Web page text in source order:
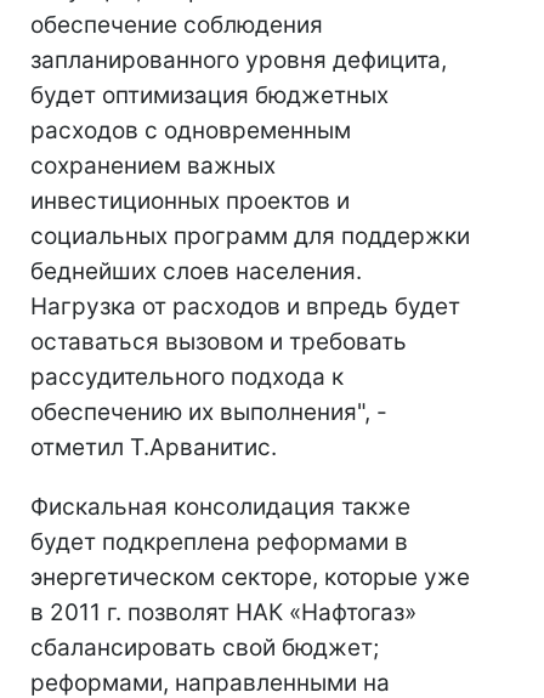
обеспечение соблюдения
запланированного уровня дефицита,
будет оптимизация бюджетных
расходов с одновременным
сохранением важных
инвестиционных проектов и
социальных программ для поддержки
беднейших слоев населения.
Нагрузка от расходов и впредь будет
оставаться вызовом и требовать
рассудительного подхода к
обеспечению их выполнения", -
отметил Т.Арванитис.
Фискальная консолидация также
будет подкреплена реформами в
энергетическом секторе, которые уже
в 2011 г. позволят НАК «Нафтогаз»
сбалансировать свой бюджет;
реформами, направленными на